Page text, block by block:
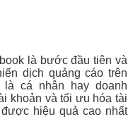
là bước đầu tiên và
dịch quảng cáo trên
cá nhân hay doanh
khoản và tối ưu hóa tài
hiệu quả cao nhất